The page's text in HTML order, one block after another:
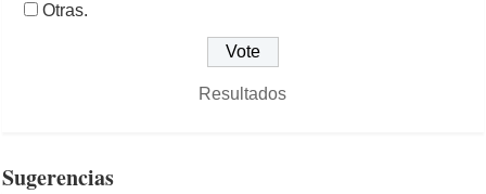
Otras.
Resultados
Sugerencias